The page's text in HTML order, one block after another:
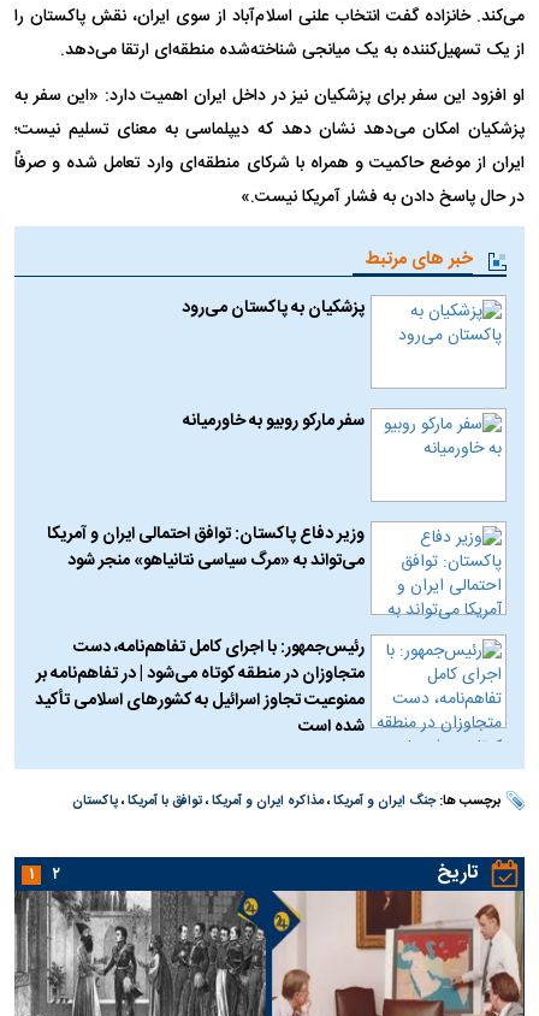
می‌کند. خانزاده گفت انتخاب علنی اسلام‌آباد از سوی ایران، نقش پاکستان را
از یک تسهیل‌کننده به یک میانجی شناخته‌شده منطقه‌ای ارتقا می‌دهد.
او افزود این سفر برای پزشکیان نیز در داخل ایران اهمیت دارد: «این سفر به
پزشکیان امکان می‌دهد نشان دهد که دیپلماسی به معنای تسلیم نیست؛
ایران از موضع حاکمیت و همراه با شرکای منطقه‌ای وارد تعامل شده و صرفاً
در حال پاسخ دادن به فشار آمریکا نیست.»
خبر های مرتبط
پزشکیان به پاکستان می‌رود
سفر مارکو روبیو به خاورمیانه
وزیر دفاع پاکستان: توافق احتمالی ایران و آمریکا
می‌تواند به «مرگ سیاسی نتانیاهو» منجر شود
رئیس‌جمهور: با اجرای کامل تفاهم‌نامه، دست
متجاوزان در منطقه کوتاه می‌شود | در تفاهم‌نامه بر
ممنوعیت تجاوز اسرائیل به کشورهای اسلامی تأکید
شده است
برچسب ها:جنگ ایران و آمریکا،مذاکره ایران و آمریکا،توافق با آمریکا،پاکستان
تاریخ ۱ ۲